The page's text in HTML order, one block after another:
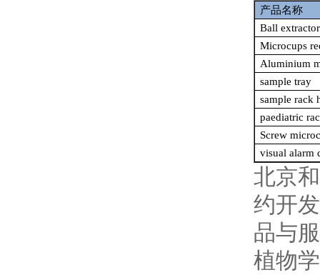
产品名称
Ball extractor
Microcups
Aluminium
sample tray
sample rack
paediatric
Screw
visual alarm
北京
约开
品与
植物